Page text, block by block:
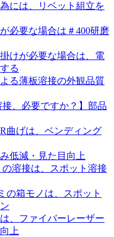
には、リベット組立を
必要な場合は＃400研磨
けが必要な場合は、電
る
る薄板溶接の外観品質
接、必要ですか？】部品
曲げは、ベンディング
低減・見た目向上
の溶接は、スポット溶接
の箱モノは、スポット
、ファイバーレーザー
上